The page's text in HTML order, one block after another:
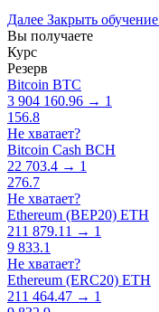
Далее Закрыть обучение
Вы получаете
Курс
Резерв
Bitcoin BTC
3 904 160.96 → 1
156.8
Не хватает?
Bitcoin Cash BCH
22 703.4 → 1
276.7
Не хватает?
Ethereum (BEP20) ETH
211 879.11 → 1
9 833.1
Не хватает?
Ethereum (ERC20) ETH
211 464.47 → 1